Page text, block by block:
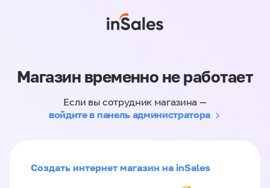
Магазин временно не работает
Если вы сотрудник магазина —
войдите в панель администратора
Создать интернет магазин на inSales